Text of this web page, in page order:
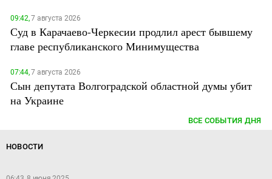
09:42,7 августа 2026
Суд в Карачаево-Черкесии продлил арест бывшему
главе республиканского Минимущества
07:44,7 августа 2026
Сын депутата Волгоградской областной думы убит
на Украине
ВСЕ СОБЫТИЯ ДНЯ
НОВОСТИ